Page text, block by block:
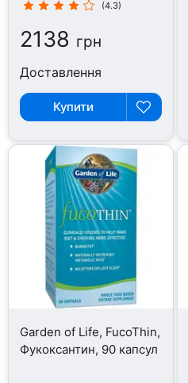
(4.3)
2138 грн
Доставлення
Купити
Garden of Life, FucoThin,
Фукоксантин, 90 капсул